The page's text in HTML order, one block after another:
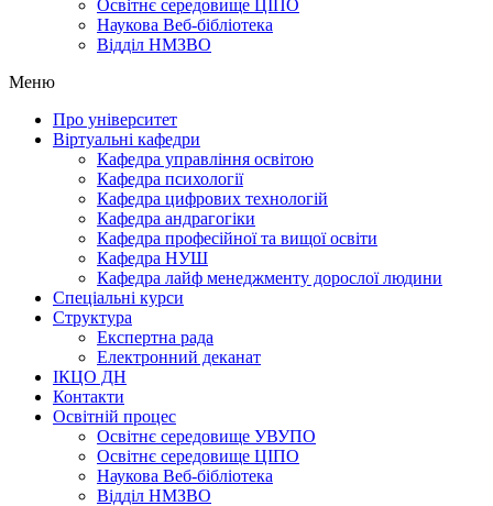
Освітнє середовище ЦІПО
Наукова Веб-бібліотека
Відділ НМЗВО
Меню
Про університет
Віртуальні кафедри
Кафедра управління освітою
Кафедра психології
Кафедра цифрових технологій
Кафедра андрагогіки
Кафедра професійної та вищої освіти
Кафедра НУШ
Кафедра лайф менеджменту дорослої людини
Спеціальні курси
Структура
Експертна рада
Електронний деканат
ІКЦО ДН
Контакти
Освітній процес
Освітнє середовище УВУПО
Освітнє середовище ЦІПО
Наукова Веб-бібліотека
Відділ НМЗВО